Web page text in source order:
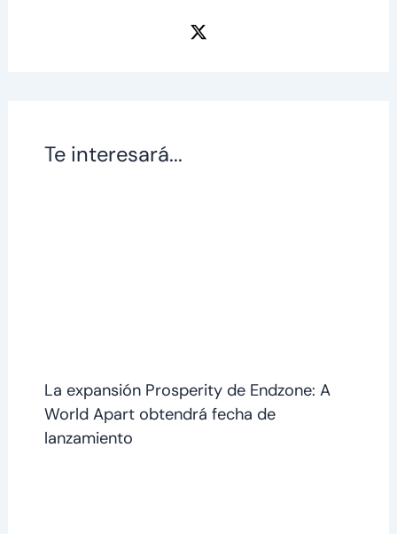
Te interesará...
La expansión Prosperity de Endzone: A
World Apart obtendrá fecha de
lanzamiento